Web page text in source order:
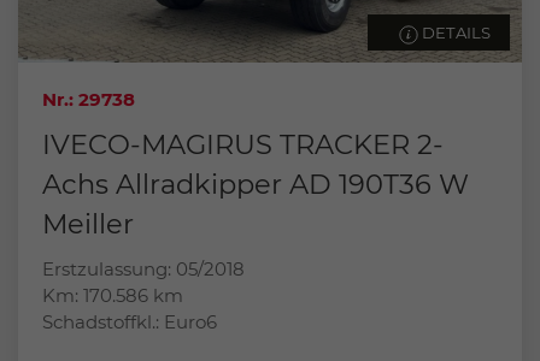
DETAILS
Nr.: 29738
IVECO-MAGIRUS TRACKER 2-
Achs Allradkipper AD 190T36 W
Meiller
Erstzulassung: 05/2018
Km: 170.586 km
Schadstoffkl.: Euro6